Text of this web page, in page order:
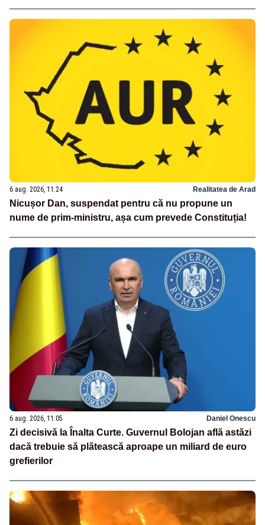
6 aug. 2026, 11:24 Realitatea de Arad
Nicușor Dan, suspendat pentru că nu propune un
nume de prim-ministru, așa cum prevede Constituția!
6 aug. 2026, 11:05 Daniel Onescu
Zi decisivă la Înalta Curte. Guvernul Bolojan află astăzi
dacă trebuie să plătească aproape un miliard de euro
grefierilor